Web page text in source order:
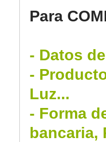
Para
- Datos
-
Luz...
- Forma
bancaria,